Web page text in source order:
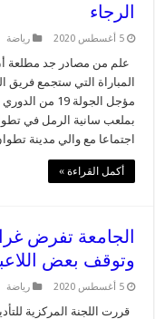
الرجاء
5 أغسطس 2020 رياضة
علم من مصادر جد مطلعة
المباراة التي ستجمع
مؤجل الجولة
بملعب سانية الرمل في
اجتماعا مع والي مدينة
أكمل القراءة »
الجامعة تفرض
وتوقف بعض
5 أغسطس 2020 رياضة
قررت اللجنة المركزية